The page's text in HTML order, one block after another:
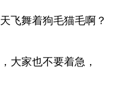
飞舞着狗毛猫毛啊？
大家也不要着急，